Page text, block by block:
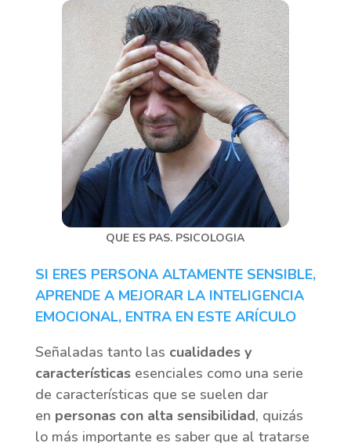
QUE ES PAS. PSICOLOGIA
SI ERES PERSONA ALTAMENTE SENSIBLE,
APRENDE A MEJORAR LA INTELIGENCIA
EMOCIONAL, ENTRA EN ESTE ARÍCULO
Señaladas tanto las cualidades y
característicasesenciales como una serie
de características que se suelen dar
en personas con alta sensibilidad, quizás
lo más importante es saber que al tratarse